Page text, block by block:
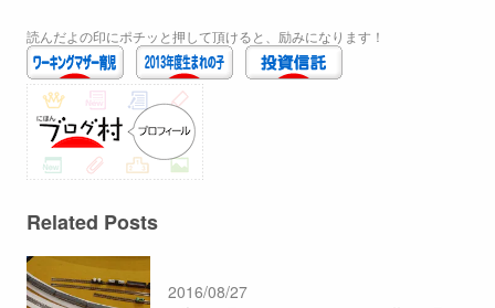
読んだよの印にポチッと押して頂けると、励みになります！
Related Posts
2016/08/27